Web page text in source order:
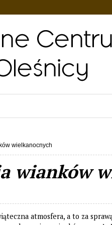
wielkanocnych
wianków
atmosfera, a to za